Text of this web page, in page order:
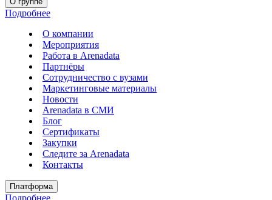
Подробнее
О компании
Мероприятия
Работа в Arenadata
Партнёры
Сотрудничество с вузами
Маркетинговые материалы
Новости
Arenadata в СМИ
Блог
Сертификаты
Закупки
Следите за Аrenadata
Контакты
Платформа
Подробнее